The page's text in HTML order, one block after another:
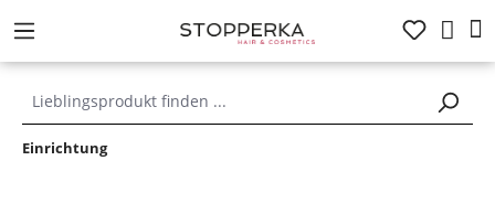
springen
Einrichtung